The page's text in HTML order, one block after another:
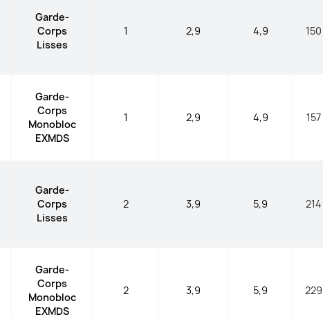
Garde-
Corps
Lisses
1 2,9 4,9 150
Garde-
Corps
Monobloc
EXMDS
1 2,9 4,9 157
Garde-
Corps
Lisses
2 3,9 5,9 214
Garde-
Corps
Monobloc
EXMDS
2 3,9 5,9 229